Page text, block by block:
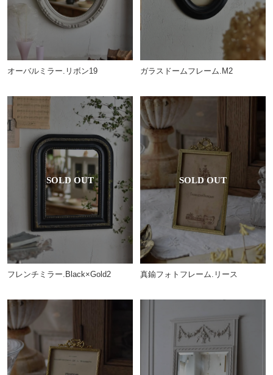
オーバルミラー.リボン19 ガラスドームフレーム.M2
フレンチミラー.Black×Gold2 真鍮フォトフレーム.リース